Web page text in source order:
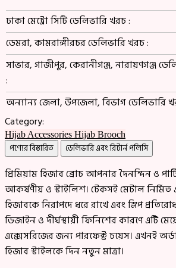
ঢাকা মেট্রো সিটি ডেলিভারি খরচ :
ডেমরা, কামরাঙ্গীরচর ডেলিভারি খরচ :
সাভার, গাজীপুর, কেরানীগঞ্জ, নারায়ণগঞ্জ
:
অন্যান্য জেলা, উপজেলা, বিভাগ ডেলিভারি
Category:
Hijab Accessories Hijab Brooch
পণ্যের বিস্তারিত ডেলিভারি এবং রিটার্ন পলিসি
প্রিমিয়াম হিজাব ব্রোচ আপনার দৈনন্দিন ও
আকর্ষণীয় ও স্টাইলিশ। টেকসই মেটাল নির্মিত
হিজাবকে নিরাপদে ধরে রাখে এবং স্লিপ
ডিজাইন ও দীর্ঘস্থায়ী ফিনিশের কারণে এটি
এক্সেসরিজের জন্য পারফেক্ট চয়েস। এখনই
হিজাব স্টাইলকে দিন নতুন মাত্রা।